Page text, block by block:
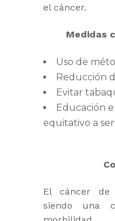
el cáncer.
Medidas
Uso de
Reducción
Evitar
Educación
equitativo a
El cáncer de
siendo una